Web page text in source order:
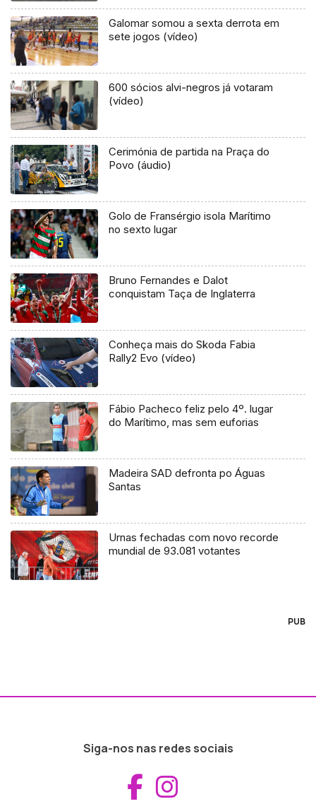
Galomar somou a sexta derrota em
sete jogos (vídeo)
600 sócios alvi-negros já votaram
(vídeo)
Cerimónia de partida na Praça do
Povo (áudio)
Golo de Fransérgio isola Marítimo
no sexto lugar
Bruno Fernandes e Dalot
conquistam Taça de Inglaterra
Conheça mais do Skoda Fabia
Rally2 Evo (vídeo)
Fábio Pacheco feliz pelo 4º. lugar
do Marítimo, mas sem euforias
Madeira SAD defronta po Águas
Santas
Urnas fechadas com novo recorde
mundial de 93.081 votantes
PUB
Siga-nos nas redes sociais
Aceder ao